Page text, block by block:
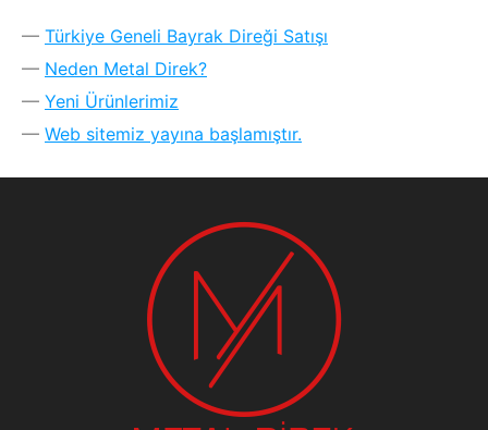
Türkiye Geneli Bayrak Direği Satışı
Neden Metal Direk?
Yeni Ürünlerimiz
Web sitemiz yayına başlamıştır.